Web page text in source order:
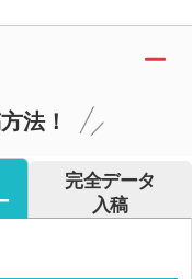
法！
完全データ
入稿